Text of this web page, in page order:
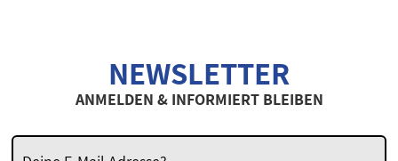
NEWSLETTER
ANMELDEN & INFORMIERT BLEIBEN